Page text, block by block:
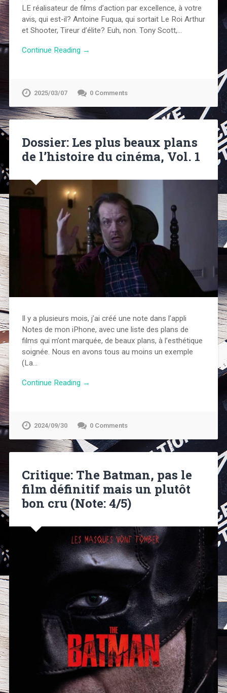
LE réalisateur de films d’action par excellence, à votre
avis, qui est-il? Antoine Fuqua, qui sortait Le Roi Arthur
et Shooter, Tireur d’élite? Euh, non. Tony Scott,…
Continue Reading →
2025/03/07 0 Comments
Dossier: Les plus beaux plans
de l’histoire du cinéma, Vol. 1
Il y a plusieurs mois, j’ai créé une note dans l’appli
Notes de mon iPhone, avec une liste des plans de
films qui m’ont marquée, de beaux plans, à l’esthétique
soignée. Nous en avons tous au moins un exemple
(La…
Continue Reading →
2024/09/30 0 Comments
Critique: The Batman, pas le
film définitif mais un plutôt
bon cru (Note: 4/5)